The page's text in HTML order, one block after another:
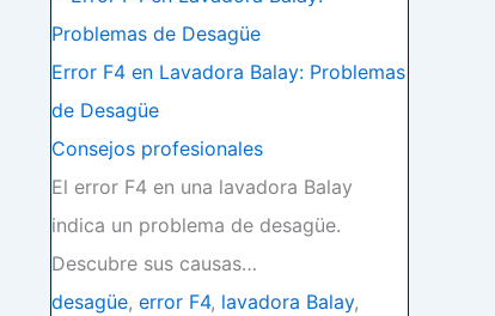
Error F4 en Lavadora Balay: Problemas
de Desagüe
Consejos profesionales
El error F4 en una lavadora Balay
indica un problema de desagüe.
Descubre sus causas…
desagüe, error F4, lavadora Balay,